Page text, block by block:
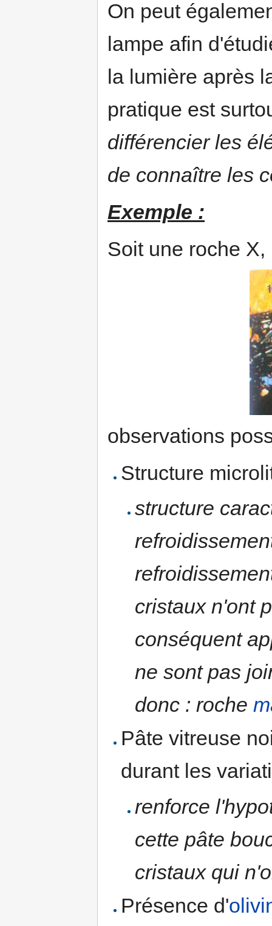
On peut
lampe afin
la lumière après
pratique est
différencier les
de connaître les
Exemple :
Soit une roche X,
observations
Structure
structure
cristaux n'ont
conséquent
ne sont pas
donc : roche
Pâte vitreuse
durant les
renforce
cette pâte
cristaux qui
Présence d'